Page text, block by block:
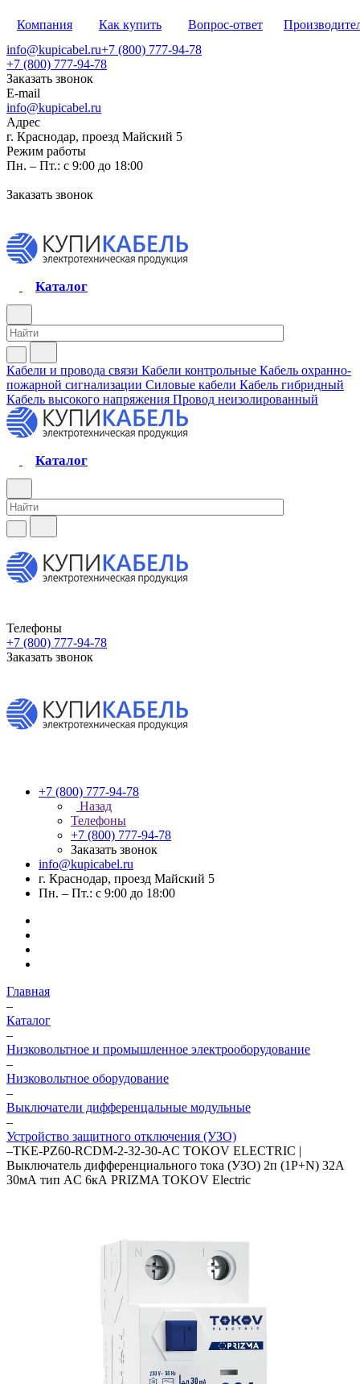
Компания Как купить Вопрос-ответ
info@kupicabel.ru+7 (800) 777-94-78
+7 (800) 777-94-78
Заказать звонок
E-mail
info@kupicabel.ru
Адрес
г. Краснодар, проезд Майский 5
Режим работы
Пн. – Пт.: с 9:00 до 18:00
Заказать звонок
Каталог
Кабели и провода связи Кабели контрольные Кабель охранно-
пожарной сигнализации Силовые кабели Кабель гибридный
Кабель высокого напряжения Провод неизолированный
Каталог
Телефоны
+7 (800) 777-94-78
Заказать звонок
+7 (800) 777-94-78
Назад
Телефоны
+7 (800) 777-94-78
Заказать звонок
info@kupicabel.ru
г. Краснодар, проезд Майский 5
Пн. – Пт.: с 9:00 до 18:00
Главная
–
Каталог
–
Низковольтное и промышленное электрооборудование
–
Низковольтное оборудование
–
Выключатели дифференцальные модульные
–
Устройство защитного отключения (УЗО)
–TKE-PZ60-RCDM-2-32-30-AC TOKOV ELECTRIC |
Выключатель дифференциального тока (УЗО) 2п (1P+N) 32А
30мА тип AC 6кА PRIZMA TOKOV Electric